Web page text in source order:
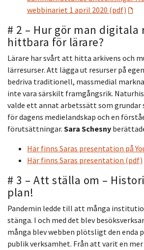
webbinariet 1 april 2020 (pdf)
# 2 – Hur gör man digitala
hittbara för lärare?
Lärare har svårt att hitta arkivens och
lärresurser. Att lägga ut resurser på
bedriva traditionell, massmedial
inte vara särskilt framgångsrik.
valde ett annat arbetssätt som grundar
för dagens medielandskap och en
förutsättningar. Sara Schesny
Här finns Saras presentation på
Här finns Saras presentation (pdf)
# 3 – Att ställa om –
plan!
Pandemin ledde till att många
stänga. I och med det blev
många blev webben plötsligt den
publik verksamhet. Från att varit en